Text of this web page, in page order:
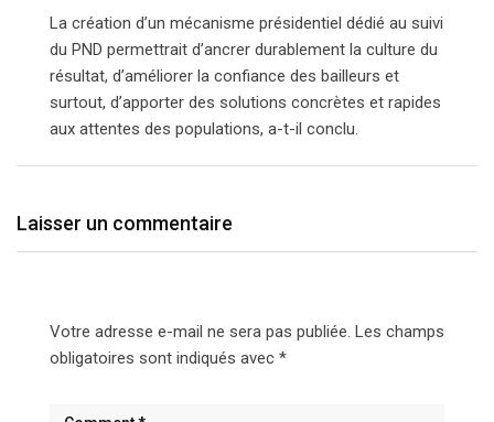
La création d’un mécanisme présidentiel dédié au suivi
du PND permettrait d’ancrer durablement la culture du
résultat, d’améliorer la confiance des bailleurs et
surtout, d’apporter des solutions concrètes et rapides
aux attentes des populations, a-t-il conclu.
Laisser un commentaire
Votre adresse e-mail ne sera pas publiée. Les champs
obligatoires sont indiqués avec *